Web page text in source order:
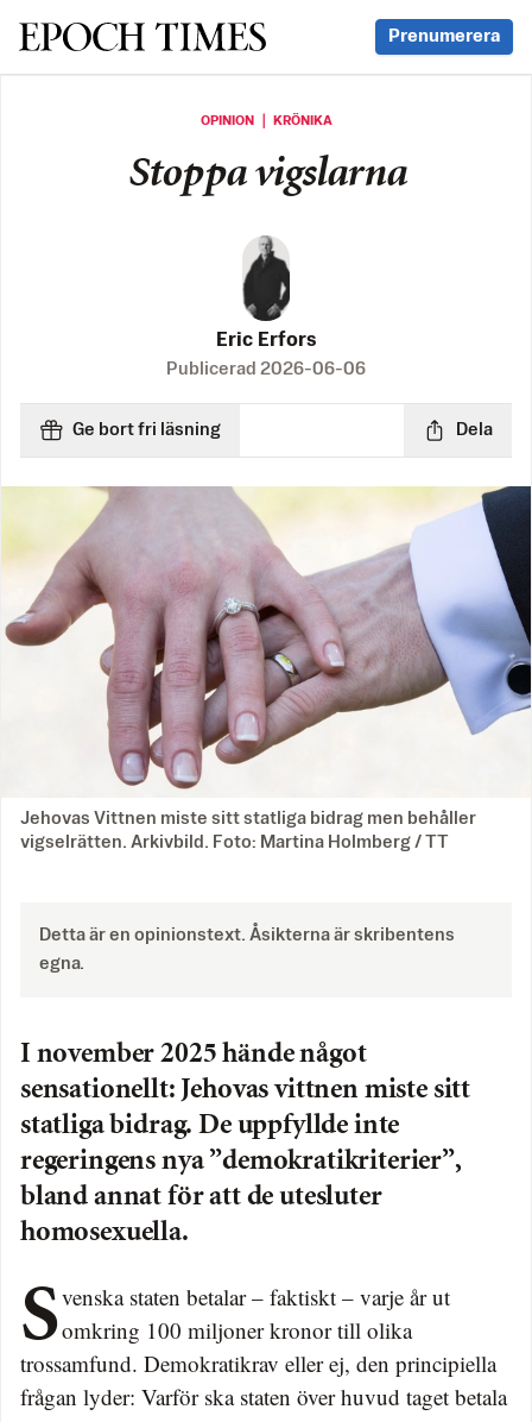
Svenska Epoch Times Prenumerera
OPINION ｜ KRÖNIKA
Stoppa vigslarna
Eric Erfors
Publicerad 2026-06-06
Ge bort fri läsning Dela
Jehovas Vittnen miste sitt statliga bidrag men behåller
vigselrätten. Arkivbild. Foto: Martina Holmberg / TT
Detta är en opinionstext. Åsikterna är skribentens
egna.
I november 2025 hände något
sensationellt: Jehovas vittnen miste sitt
statliga bidrag. De uppfyllde inte
regeringens nya ”demokratikriterier”,
bland annat för att de utesluter
homosexuella.
Svenska staten betalar – faktiskt – varje år utomkring 100 miljoner kronor till olika
trossamfund. Demokratikrav eller ej, den principiella
frågan lyder: Varför ska staten över huvud taget betala